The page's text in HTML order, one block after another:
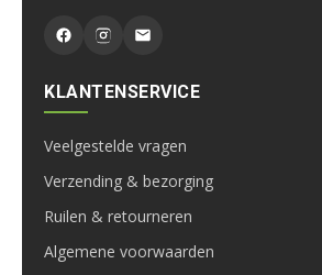
KLANTENSERVICE
Veelgestelde vragen
Verzending & bezorging
Ruilen & retourneren
Algemene voorwaarden